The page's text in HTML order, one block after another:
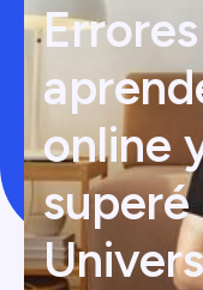
online
superé